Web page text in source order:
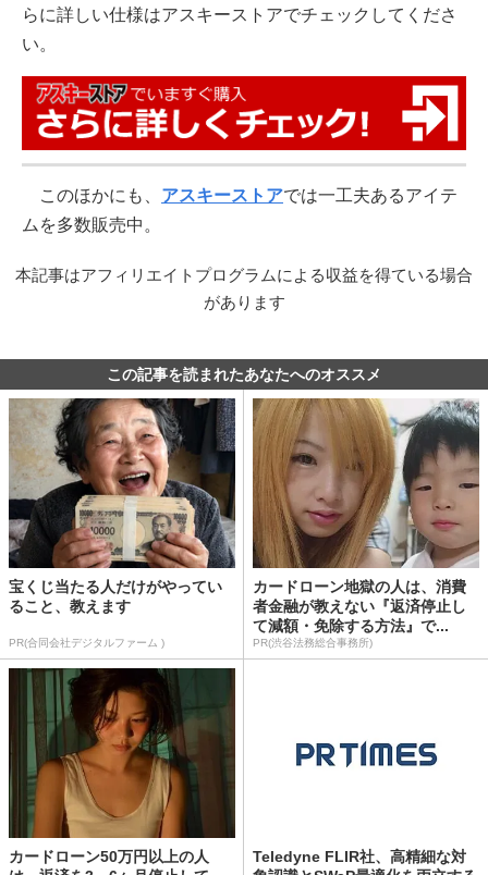
らに詳しい仕様はアスキーストアでチェックしてくださ
い。
このほかにも、 アスキーストアでは一工夫あるアイテ
ムを多数販売中。
本記事はアフィリエイトプログラムによる収益を得ている場合
があります
この記事を読まれたあなたへのオススメ
宝くじ当たる人だけがやってい
ること、教えます
PR(合同会社デジタルファーム )
カードローン地獄の人は、消費
者金融が教えない『返済停止し
て減額・免除する方法』で...
PR(渋谷法務総合事務所)
カードローン50万円以上の人
Teledyne FLIR社、高精細な対